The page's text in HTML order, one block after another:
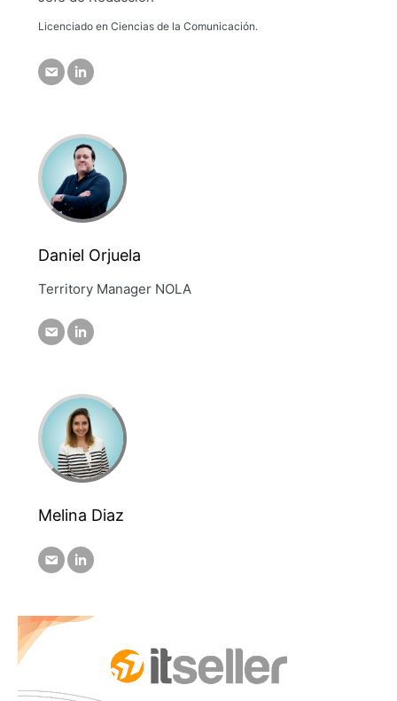
Licenciado en Ciencias de la Comunicación.
Daniel Orjuela
Territory Manager NOLA
Melina Diaz